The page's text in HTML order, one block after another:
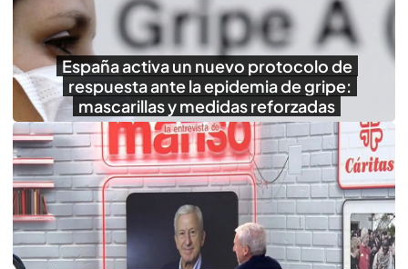
España activa un nuevo protocolo de
respuesta ante la epidemia de gripe:
mascarillas y medidas reforzadas